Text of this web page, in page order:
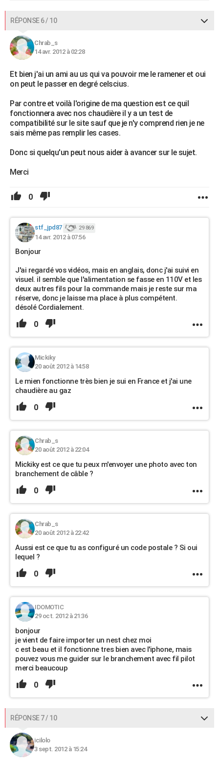
RÉPONSE 6 / 10
Chrab_s
14 avr. 2012 à 02:28
Et bien j'ai un ami au us qui va pouvoir me le ramener et oui
on peut le passer en degré celscius.
Par contre et voilà l'origine de ma question est ce quil
fonctionnera avec nos chaudière il y a un test de
compatibilité sur le site sauf que je n'y comprend rien je ne
sais même pas remplir les cases.
Donc si quelqu'un peut nous aider à avancer sur le sujet.
Merci
0
stf_jpd87 29 869
14 avr. 2012 à 07:56
Bonjour
J'ai regardé vos vidéos, mais en anglais, donc j'ai suivi en
visuel. il semble que l'alimentation se fasse en 110V et les
deux autres fils pour la commande mais je reste sur ma
réserve, donc je laisse ma place à plus compétent.
désolé Cordialement.
0
Mickiky
20 août 2012 à 14:58
Le mien fonctionne très bien je sui en France et j'ai une
chaudière au gaz
0
Chrab_s
20 août 2012 à 22:04
Mickiky est ce que tu peux m'envoyer une photo avec ton
branchement de câble ?
0
Chrab_s
20 août 2012 à 22:42
Aussi est ce que tu as configuré un code postale ? Si oui
lequel ?
0
IDOMOTIC
29 oct. 2012 à 21:36
bonjour
je vient de faire importer un nest chez moi
c est beau et il fonctionne tres bien avec l'iphone, mais
pouvez vous me guider sur le branchement avec fil pilot
merci beaucoup
0
RÉPONSE 7 / 10
icilolo
3 sept. 2012 à 15:24